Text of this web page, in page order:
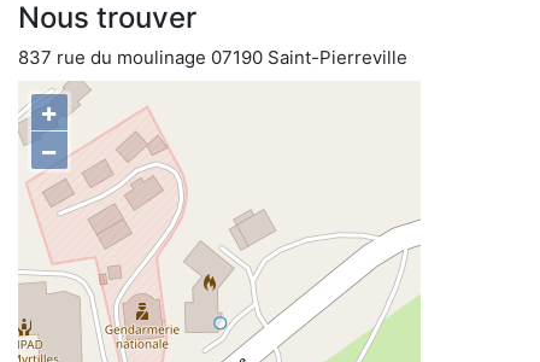
Nous trouver
837 rue du moulinage 07190 Saint-Pierreville
+
−